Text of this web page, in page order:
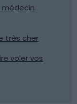
médecin
très cher
voler vos